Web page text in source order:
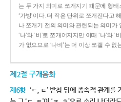
는 두 가지 의미로 쪼개지기 때문에 형태
‘가방’이다. 더 작은 단위로 쪼개진다고
나 쪼개기 전의 의미와 관련되는 의미가
‘나’와 ‘비’로 쪼개어지지만 이때 ‘나’와 ‘
가 없으므로 ‘나비’는 더 이상 쪼갤 수
제2절 구개음화
제6항 ‘ㄷ, ㅌ’ 받침 뒤에 종속적 관계를